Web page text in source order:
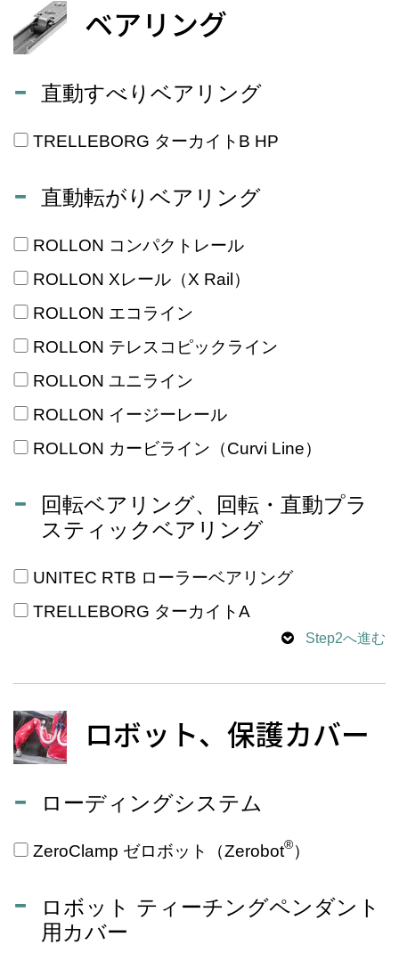
ベアリング
直動すべりベアリング
TRELLEBORG ターカイトB HP
直動転がりベアリング
ROLLON コンパクトレール
ROLLON Xレール（X Rail）
ROLLON エコライン
ROLLON テレスコピックライン
ROLLON ユニライン
ROLLON イージーレール
ROLLON カービライン（Curvi Line）
回転ベアリング、回転・直動プラ
スティックベアリング
UNITEC RTB ローラーベアリング
TRELLEBORG ターカイトA
Step2へ進む
ロボット、保護カバー
ローディングシステム
ZeroClamp ゼロボット（Zerobot®）
ロボット ティーチングペンダント
用カバー